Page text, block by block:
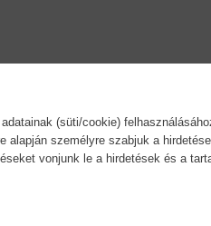
(süti/cookie)
alapján személyre szabjuk a
vonjunk le a hirdetések és a